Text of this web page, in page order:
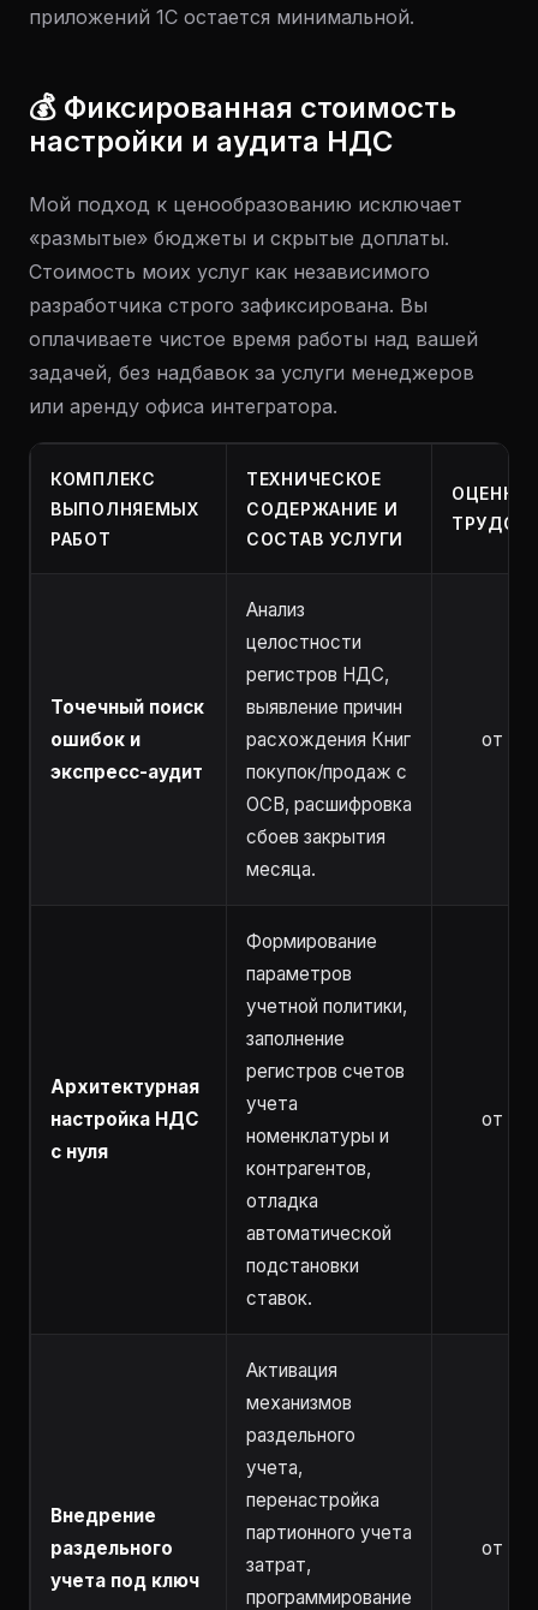
приложений 1С остается минимальной.
💰 Фиксированная стоимость
настройки и аудита НДС
Мой подход к ценообразованию исключает
«размытые» бюджеты и скрытые доплаты.
Стоимость моих услуг как независимого
разработчика строго зафиксирована. Вы
оплачиваете чистое время работы над вашей
задачей, без надбавок за услуги менеджеров
или аренду офиса интегратора.
КОМПЛЕКС
ВЫПОЛНЯЕМЫХ
РАБОТ
ТЕХНИЧЕСКОЕ
СОДЕРЖАНИЕ И
СОСТАВ УСЛУГИ
ОЦЕНКА
Точечный поиск
ошибок и
экспресс-аудит
Анализ
целостности
регистров НДС,
выявление причин
расхождения Книг
покупок/продаж с
ОСВ, расшифровка
сбоев закрытия
месяца.
от 2
Архитектурная
настройка НДС
с нуля
Формирование
параметров
учетной политики,
заполнение
регистров счетов
учета
номенклатуры и
контрагентов,
отладка
автоматической
подстановки
ставок.
от 4
Внедрение
раздельного
учета под ключ
Активация
механизмов
раздельного
учета,
перенастройка
партионного учета
затрат,
программирование
от 5